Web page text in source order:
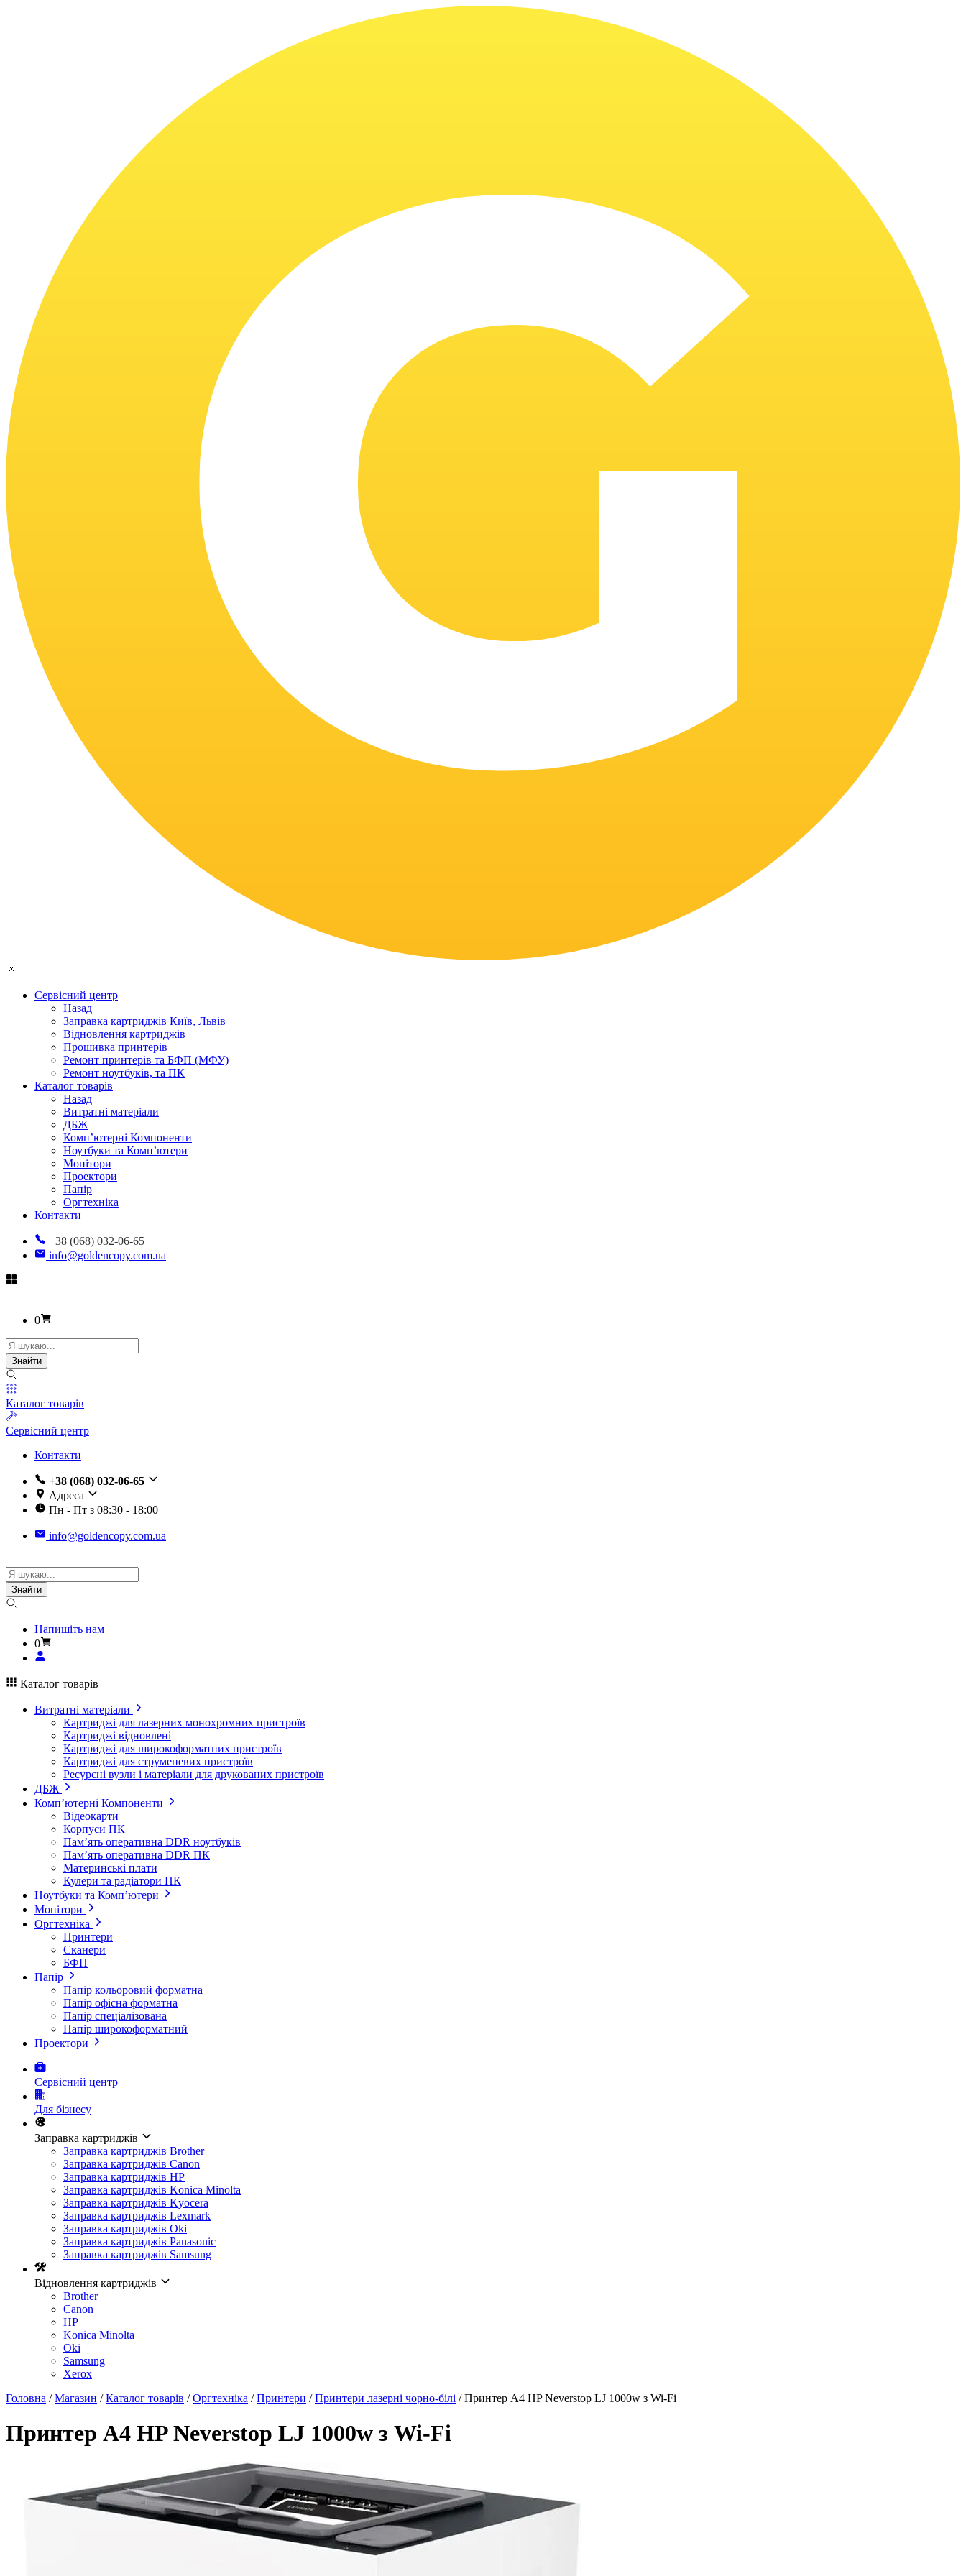
Сервісний центр
Назад
Заправка картриджів Київ, Львів
Відновлення картриджів
Прошивка принтерів
Ремонт принтерів та БФП (МФУ)
Ремонт ноутбуків, та ПК
Каталог товарів
Назад
Витратні матеріали
ДБЖ
Комп’ютерні Компоненти
Ноутбуки та Комп’ютери
Монітори
Проектори
Папір
Оргтехніка
Контакти
+38 (068) 032-06-65
info@goldencopy.com.ua
0
Пошук
товарів
Знайти
Каталог товарів
Сервісний центр
Контакти
+38 (068) 032-06-65
Адреса
Пн - Пт з 08:30 - 18:00
info@goldencopy.com.ua
Пошук
товарів
Знайти
Напишіть нам
0
Каталог товарів
Витратні матеріали
Картриджі для лазерних монохромних пристроїв
Картриджі відновлені
Картриджі для широкоформатних пристроїв
Картриджі для струменевих пристроїв
Ресурсні вузли і матеріали для друкованих пристроїв
ДБЖ
Комп’ютерні Компоненти
Відеокарти
Корпуси ПК
Пам’ять оперативна DDR ноутбуків
Пам’ять оперативна DDR ПК
Материнські плати
Кулери та радіатори ПК
Ноутбуки та Комп’ютери
Монітори
Оргтехніка
Принтери
Сканери
БФП
Папір
Папір кольоровий форматна
Папір офісна форматна
Папір спеціалізована
Папір широкоформатний
Проектори
Сервісний центр
Для бізнесу
Заправка картриджів
Заправка картриджів Brother
Заправка картриджів Canon
Заправка картриджів HP
Заправка картриджів Konica Minolta
Заправка картриджів Kyocera
Заправка картриджів Lexmark
Заправка картриджів Oki
Заправка картриджів Panasonic
Заправка картриджів Samsung
Відновлення картриджів
Brother
Canon
HP
Konica Minolta
Oki
Samsung
Xerox
Головна /Магазин /Каталог товарів /Оргтехніка /Принтери /Принтери лазерні чорно-білі / Принтер А4 HP Neverstop LJ 1000w з Wi-Fi
Принтер А4 HP Neverstop LJ 1000w з Wi-Fi